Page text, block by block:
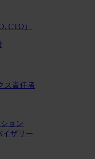
CTO）
ス責任者
ョン
イザリー